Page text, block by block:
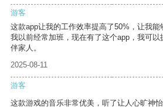
游客
这款app让我的工作效率提高了50%，让我能
我以前经常加班，现在有了这个app，我可
伴家人。
2025-08-11
游客
这款游戏的音乐非常优美，听了让人心旷神怡